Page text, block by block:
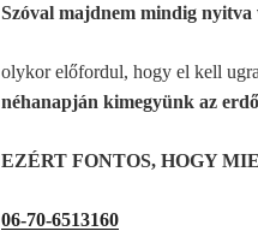
Szóval majdnem mindig nyitva
olykor előfordul, hogy el kell
néhanapján kimegyünk az
EZÉRT FONTOS, HOGY
06-70-6513160